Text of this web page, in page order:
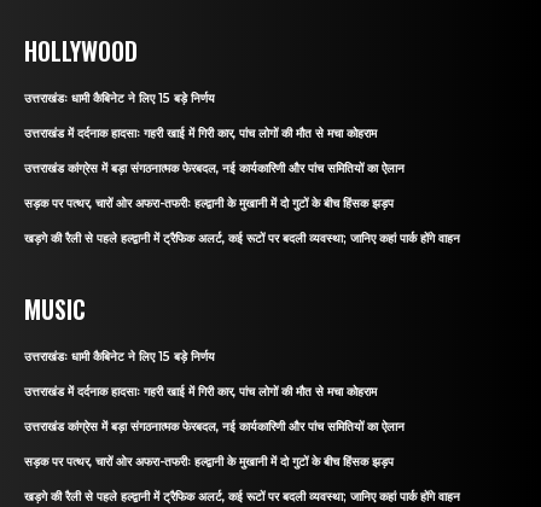
HOLLYWOOD
उत्तराखंडः धामी कैबिनेट ने लिए 15 बड़े निर्णय
उत्तराखंड में दर्दनाक हादसाः गहरी खाई में गिरी कार, पांच लोगों की मौत से मचा कोहराम
उत्तराखंड कांग्रेस में बड़ा संगठनात्मक फेरबदल, नई कार्यकारिणी और पांच समितियों का ऐलान
सड़क पर पत्थर, चारों ओर अफरा-तफरीः हल्द्वानी के मुखानी में दो गुटों के बीच हिंसक झड़प
खड़गे की रैली से पहले हल्द्वानी में ट्रैफिक अलर्ट, कई रूटों पर बदली व्यवस्था; जानिए कहां पार्क होंगे वाहन
MUSIC
उत्तराखंडः धामी कैबिनेट ने लिए 15 बड़े निर्णय
उत्तराखंड में दर्दनाक हादसाः गहरी खाई में गिरी कार, पांच लोगों की मौत से मचा कोहराम
उत्तराखंड कांग्रेस में बड़ा संगठनात्मक फेरबदल, नई कार्यकारिणी और पांच समितियों का ऐलान
सड़क पर पत्थर, चारों ओर अफरा-तफरीः हल्द्वानी के मुखानी में दो गुटों के बीच हिंसक झड़प
खड़गे की रैली से पहले हल्द्वानी में ट्रैफिक अलर्ट, कई रूटों पर बदली व्यवस्था; जानिए कहां पार्क होंगे वाहन